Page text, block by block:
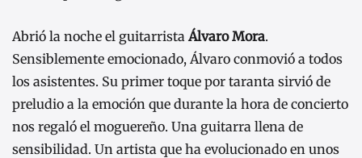
Abrió la noche el guitarrista Álvaro Mora.
Sensiblemente emocionado, Álvaro conmovió a todos
los asistentes. Su primer toque por taranta sirvió de
preludio a la emoción que durante la hora de concierto
nos regaló el moguereño. Una guitarra llena de
sensibilidad. Un artista que ha evolucionado en unos